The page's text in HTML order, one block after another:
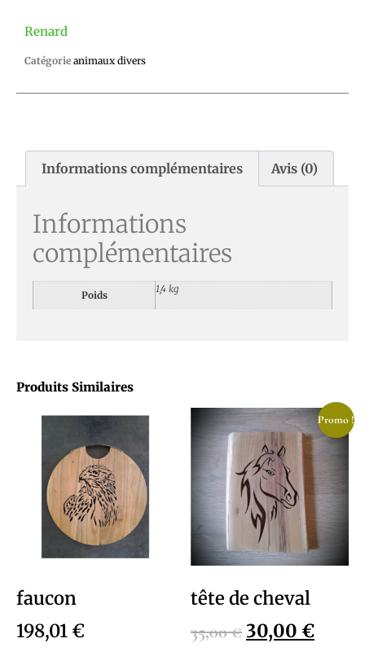
Produits Similaires
faucon
198,01 €
Promo !
tête de cheval
35,00€30,00 €
Renard
Catégorie animaux divers
Informations complémentaires Avis (0)
Informations
complémentaires
Poids
1,4 kg